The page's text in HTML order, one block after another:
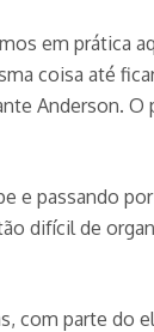
em prática
coisa até
Anderson. O
e passando
difícil de
com parte do